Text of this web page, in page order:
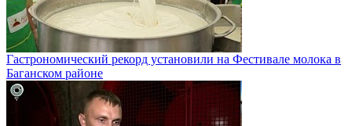
Гастрономический рекорд установили на Фестивале молока в
Баганском районе